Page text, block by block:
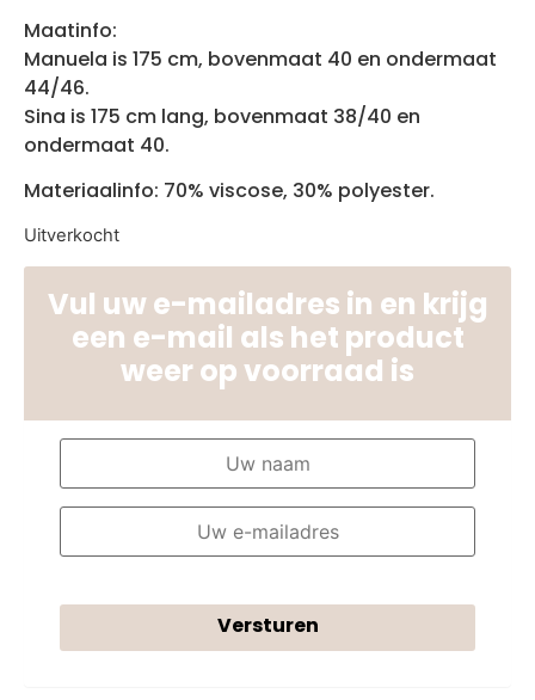
Maatinfo:
Manuela is 175 cm, bovenmaat 40 en ondermaat
44/46.
Sina is 175 cm lang, bovenmaat 38/40 en
ondermaat 40.
Materiaalinfo: 70% viscose, 30% polyester.
Uitverkocht
Vul uw e-mailadres in en krijg
een e-mail als het product
weer op voorraad is
Versturen